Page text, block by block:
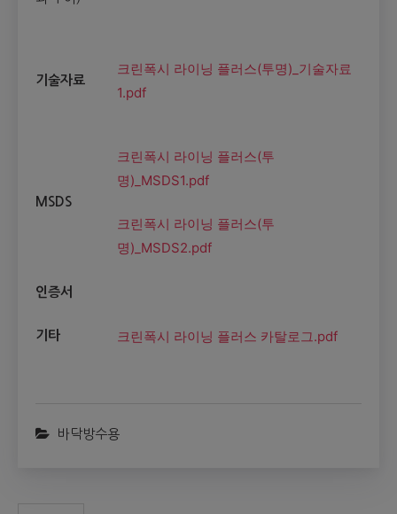
기술자료
크린폭시 라이닝 플러스(투명)_기술자료
1.pdf
MSDS
크린폭시 라이닝 플러스(투
명)_MSDS1.pdf
크린폭시 라이닝 플러스(투
명)_MSDS2.pdf
인증서
기타 크린폭시 라이닝 플러스 카탈로그.pdf
바닥방수용